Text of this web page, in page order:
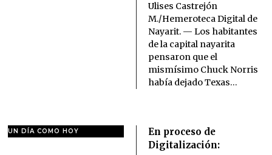
0
,
2
0
6
Ulises Castrejón
M./Hemeroteca Digital de
Nayarit. — Los habitantes
de la capital nayarita
pensaron que el
mismísimo Chuck Norris
había dejado Texas…
UN DÍA COMO HOY
En proceso de
Digitalización: